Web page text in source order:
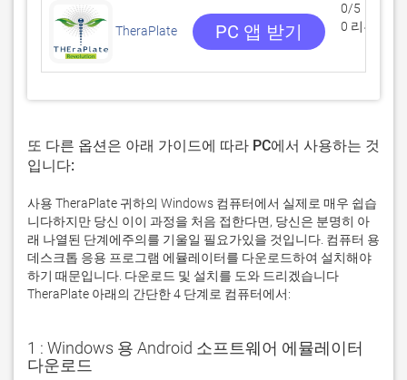
TheraPlate PC 앱 받기
0/5
0 리뷰
또 다른 옵션은 아래 가이드에 따라 PC에서 사용하는 것
입니다:
사용 TheraPlate 귀하의 Windows 컴퓨터에서 실제로 매우 쉽습
니다하지만 당신 이이 과정을 처음 접한다면, 당신은 분명히 아
래 나열된 단계에주의를 기울일 필요가있을 것입니다. 컴퓨터 용
데스크톱 응용 프로그램 에뮬레이터를 다운로드하여 설치해야
하기 때문입니다. 다운로드 및 설치를 도와 드리겠습니다
TheraPlate 아래의 간단한 4 단계로 컴퓨터에서:
1 : Windows 용 Android 소프트웨어 에뮬레이터
다운로드